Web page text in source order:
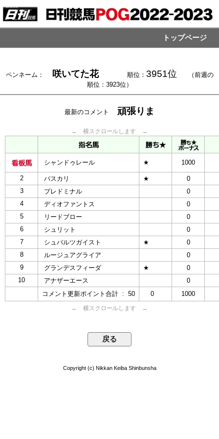
トップページ
ペンネーム： 咲いてた花 順位： 3951位
（前週の
順位：3923位）
最新のコメント 頑張りま
← 横スクロールします →
シャンドゥレール ★ 1000
2 パスカリ ★
0
3
プレドミナル
0
4
ディオファントス
0
5
リードブロー
0
6
シュリット
0
7
シュバルツガイスト ★
0
8
ルージュアグライア
0
9
グランデスフィーダ ★
0
10
アナザーエース
0
コメント更新ポイント合計 : 50
0 1000
← 横スクロールします →
Copyright (c) Nikkan Keiba Shinbunsha